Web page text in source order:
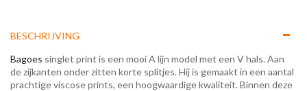
BESCHRIJVING
Bagoes singlet print is een mooi A lijn model met een V hals. Aan
de zijkanten onder zitten korte splitjes. Hij is gemaakt in een aantal
prachtige viscose prints, een hoogwaardige kwaliteit. Binnen deze